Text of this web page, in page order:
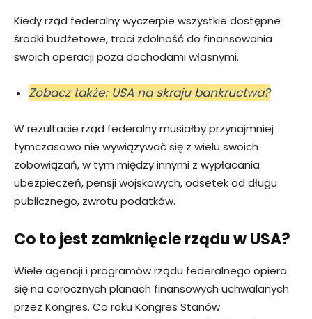
Kiedy rząd federalny wyczerpie wszystkie dostępne
środki budżetowe, traci zdolność do finansowania
swoich operacji poza dochodami własnymi.
Zobacz także: USA na skraju bankructwa?
W rezultacie rząd federalny musiałby przynajmniej
tymczasowo nie wywiązywać się z wielu swoich
zobowiązań, w tym między innymi z wypłacania
ubezpieczeń, pensji wojskowych, odsetek od długu
publicznego, zwrotu podatków.
Co to jest zamknięcie rządu w USA?
Wiele agencji i programów rządu federalnego opiera
się na corocznych planach finansowych uchwalanych
przez Kongres. Co roku Kongres Stanów